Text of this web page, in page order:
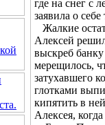
где на снег с
заявила о
Жалкие
Алексей
выскреб
мерещилось,
затухавшего
глотками
кипятить в
Алексея,